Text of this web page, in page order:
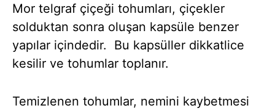
Mor telgraf çiçeği tohumları, çiçekler
solduktan sonra oluşan kapsüle benzer
yapılar içindedir. Bu kapsüller dikkatlice
kesilir ve tohumlar toplanır.
Temizlenen tohumlar, nemini kaybetmesi